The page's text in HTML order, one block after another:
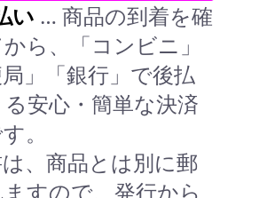
い … 商品の到着を確
ら、「コンビニ」
局」「銀行」で後払
安心・簡単な決済
。
、商品とは別に郵
すので、発行から